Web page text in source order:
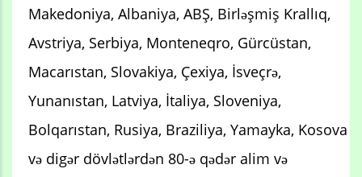
Makedoniya, Albaniya, ABŞ, Birləşmiş Krallıq,
Avstriya, Serbiya, Monteneqro, Gürcüstan,
Macarıstan, Slovakiya, Çexiya, İsveçrə,
Yunanıstan, Latviya, İtaliya, Sloveniya,
Bolqarıstan, Rusiya, Braziliya, Yamayka, Kosova
və digər dövlətlərdən 80-ə qədər alim və